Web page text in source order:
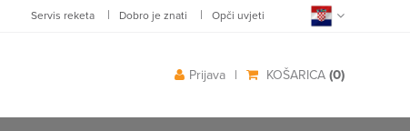
Servis reketa | Dobro je znati | Opči uvjeti
KOŠARICA (0)
|
Prijava